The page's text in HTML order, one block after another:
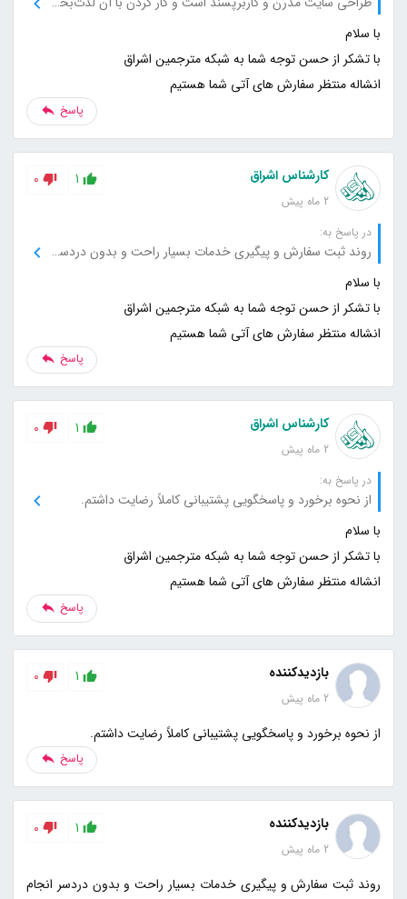
انشاله منتظر سفارش های آتی شما هستیم
پاسخ
کارشناس اشراق
2 ماه پیش
1
0
در پاسخ به:
روند ثبت سفارش و پیگیری خدمات بسیار راحت و بدون دردسر انجام شد.
انشاله منتظر سفارش های آتی شما هستیم
پاسخ
کارشناس اشراق
2 ماه پیش
1
0
در پاسخ به:
از نحوه برخورد و پاسخگویی پشتیبانی کاملاً رضایت داشتم.
انشاله منتظر سفارش های آتی شما هستیم
پاسخ
بازدیدکننده
2 ماه پیش
1
0
از نحوه برخورد و پاسخگویی پشتیبانی کاملاً رضایت داشتم.
پاسخ
بازدیدکننده
2 ماه پیش
1
0
روند ثبت سفارش و پیگیری خدمات بسیار راحت و بدون دردسر انجام